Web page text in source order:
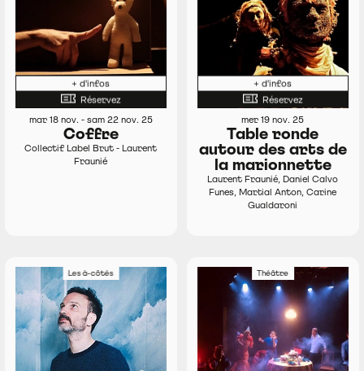
+ d'infos
Réservez
mar 18 nov. - sam 22 nov. 25
Coffre
Collectif Label Brut - Laurent
Fraunié
+ d'infos
Réservez
mer 19 nov. 25
Table ronde
autour des arts de
la marionnette
Laurent Fraunié, Daniel Calvo
Funes, Martial Anton, Carine
Gualdaroni
Les à-côtés Théâtre